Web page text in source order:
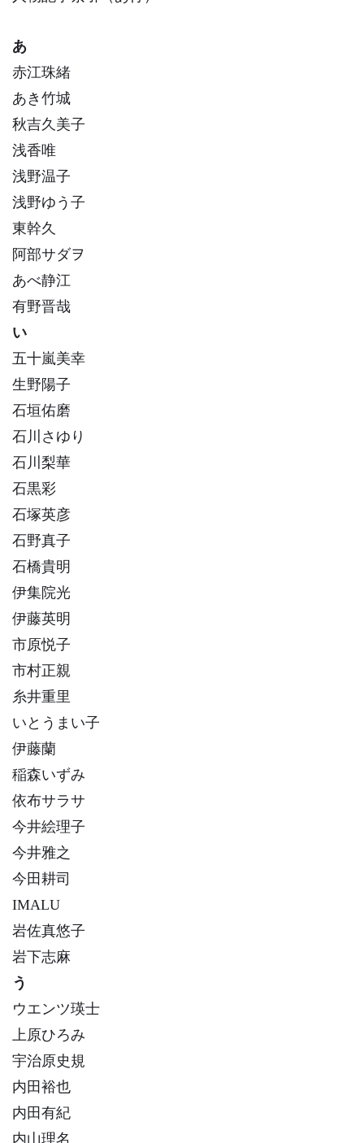
あ
赤江珠緒
あき竹城
秋吉久美子
浅香唯
浅野温子
浅野ゆう子
東幹久
阿部サダヲ
あべ静江
有野晋哉
い
五十嵐美幸
生野陽子
石垣佑磨
石川さゆり
石川梨華
石黒彩
石塚英彦
石野真子
石橋貴明
伊集院光
伊藤英明
市原悦子
市村正親
糸井重里
いとうまい子
伊藤蘭
稲森いずみ
依布サラサ
今井絵理子
今井雅之
今田耕司
IMALU
岩佐真悠子
岩下志麻
う
ウエンツ瑛士
上原ひろみ
宇治原史規
内田裕也
内田有紀
内山理名